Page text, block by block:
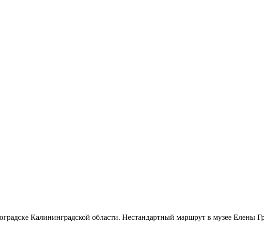
Калининградской области. Нестандартный маршрут в музее Елены